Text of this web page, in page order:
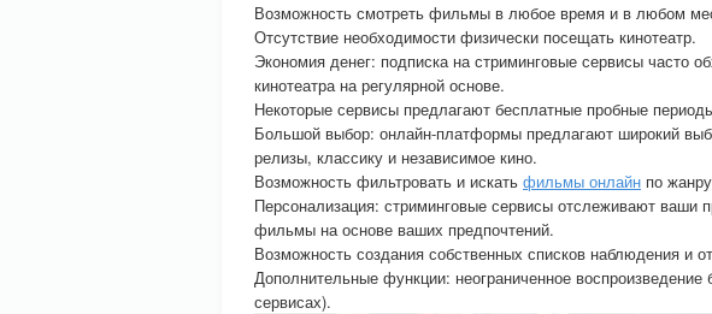
Возможность смотреть фильмы в любое время и в любом
Отсутствие необходимости физически посещать кинотеатр.
Экономия денег: подписка на стриминговые сервисы часто
кинотеатра на регулярной основе.
Некоторые сервисы предлагают бесплатные пробные
Большой выбор: онлайн-платформы предлагают широкий
релизы, классику и независимое кино.
Возможность фильтровать и искать фильмы онлайн по
Персонализация: стриминговые сервисы отслеживают ваши
фильмы на основе ваших предпочтений.
Возможность создания собственных списков наблюдения и
Дополнительные функции: неограниченное
сервисах).